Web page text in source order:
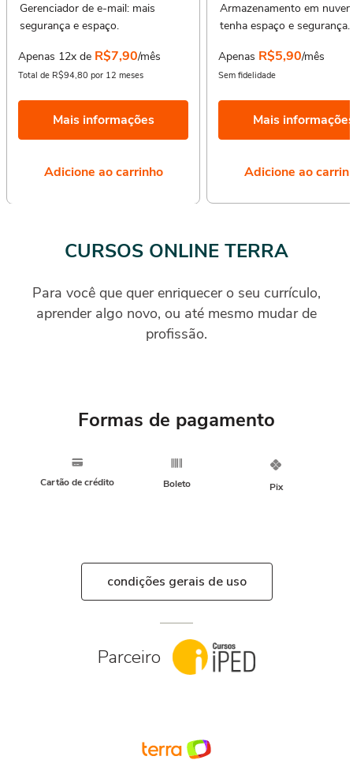
Gerenciador de e-mail: mais
segurança e espaço.
Apenas 12x de R$7,90/mês
Total de R$94,80 por 12 meses
Mais informações
Adicione ao carrinho
Armazenamento em
tenha espaço e segurança.
Apenas R$5,90/mês
Sem fidelidade
Mais
Adicione ao
CURSOS ONLINE TERRA
Para você que quer enriquecer o seu currículo,
aprender algo novo, ou até mesmo mudar de
profissão.
Formas de pagamento
Cartão de crédito Boleto Pix
condições gerais de uso
Parceiro